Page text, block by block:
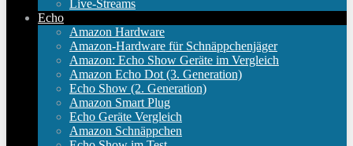
Live-Streams
Echo
Amazon Hardware
Amazon-Hardware für Schnäppchenjäger
Amazon: Echo Show Geräte im Vergleich
Amazon Echo Dot (3. Generation)
Echo Show (2. Generation)
Amazon Smart Plug
Echo Geräte Vergleich
Amazon Schnäppchen